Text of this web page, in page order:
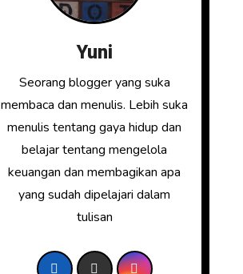
Yuni
Seorang blogger yang suka
membaca dan menulis. Lebih suka
menulis tentang gaya hidup dan
belajar tentang mengelola
keuangan dan membagikan apa
yang sudah dipelajari dalam
tulisan